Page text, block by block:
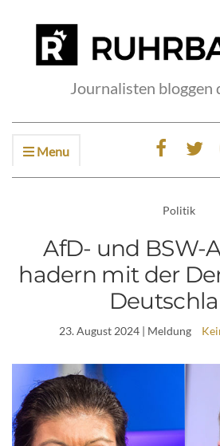
Journalisten bloggen
Menu
Politik
AfD- und BSW-
hadern mit der
23. August 2024 | Meldung